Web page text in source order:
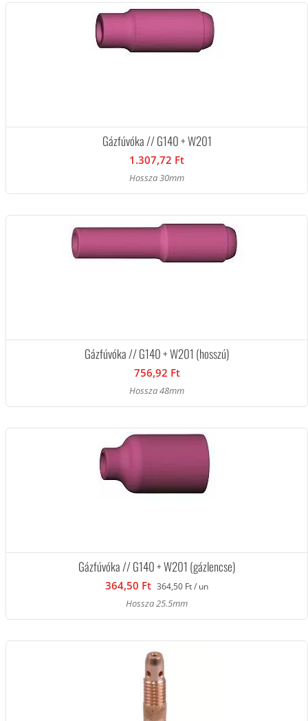
Gázfúvóka // G140 + W201
1.307,72 Ft
Hossza 30mm
Gázfúvóka // G140 + W201 (hosszú)
756,92 Ft
Hossza 48mm
Gázfúvóka // G140 + W201 (gázlencse)
364,50 Ft 364,50 Ft / un
Hossza 25.5mm